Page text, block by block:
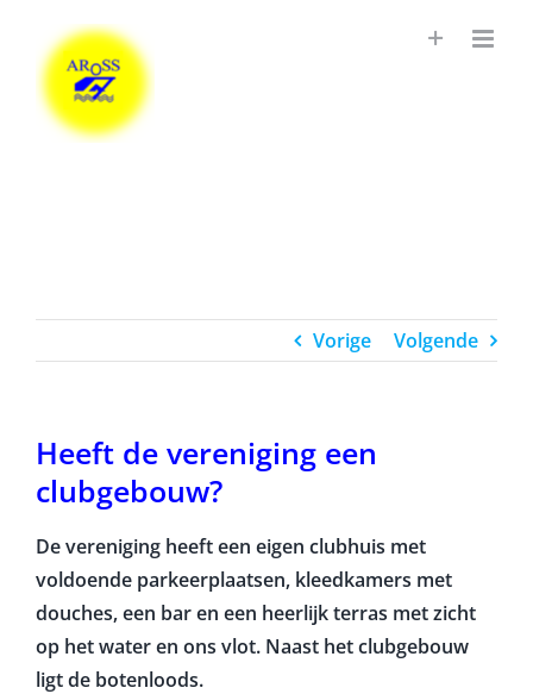
Vorige Volgende
Heeft de vereniging een
clubgebouw?
De vereniging heeft een eigen clubhuis met
voldoende parkeerplaatsen, kleedkamers met
douches, een bar en een heerlijk terras met zicht
op het water en ons vlot. Naast het clubgebouw
ligt de botenloods.